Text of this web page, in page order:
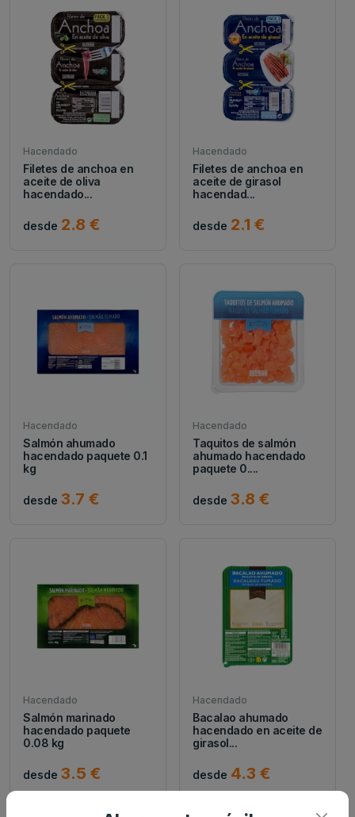
Hacendado
Filetes de anchoa en
aceite de oliva
hacendado...
desde 2.8 €
Hacendado
Filetes de anchoa en
aceite de girasol
hacendad...
desde 2.1 €
Hacendado
Salmón ahumado
hacendado paquete 0.1
kg
desde 3.7 €
Hacendado
Taquitos de salmón
ahumado hacendado
paquete 0....
desde 3.8 €
Hacendado
Salmón marinado
hacendado paquete
0.08 kg
desde 3.5 €
Hacendado
Bacalao ahumado
hacendado en aceite de
girasol...
desde 4.3 €